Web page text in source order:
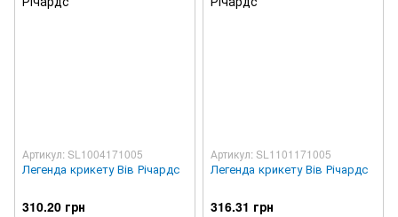
Артикул: SL1004171005
Легенда крикету Вів Річардс
310.20 грн
Артикул: SL1101171005
Легенда крикету Вів Річардс
316.31 грн